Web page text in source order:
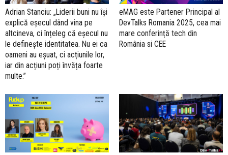
Adrian Stanciu: „Liderii buni nu își
explică eșecul dând vina pe
altcineva, ci înțeleg că eșecul nu
le definește identitatea. Nu ei ca
oameni au eșuat, ci acțiunile lor,
iar din acțiuni poți învăța foarte
multe.”
eMAG este Partener Principal al
DevTalks Romania 2025, cea mai
mare conferință tech din
România si CEE